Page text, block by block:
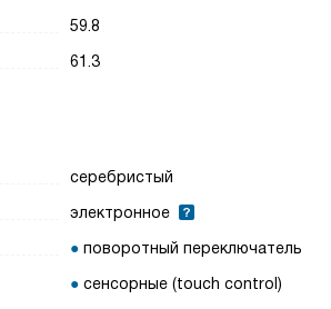
59.8
61.3
серебристый
электронное
поворотный переключатель
сенсорные (touch control)